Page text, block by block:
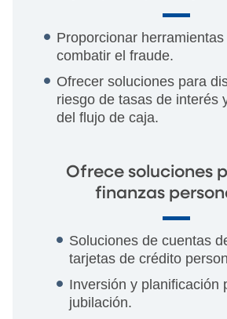
Proporcionar herramientas
combatir el fraude.
Ofrecer soluciones para
riesgo de tasas de interés
del flujo de caja.
Ofrece soluciones
finanzas
Soluciones de cuentas
tarjetas de crédito
Inversión y planificación
jubilación.